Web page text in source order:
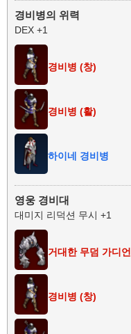
경비병의 위력
DEX +1
경비병 (창)
경비병 (활)
하이네 경비병
영웅 경비대
대미지 리덕션 무시 +1
거대한 무덤 가디언
경비병 (창)